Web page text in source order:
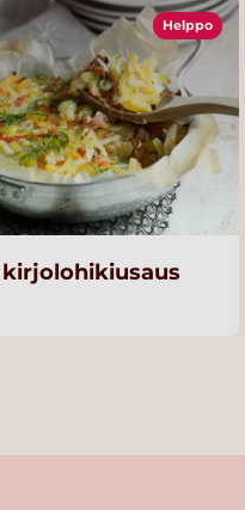
Helppo
kirjolohikiusaus